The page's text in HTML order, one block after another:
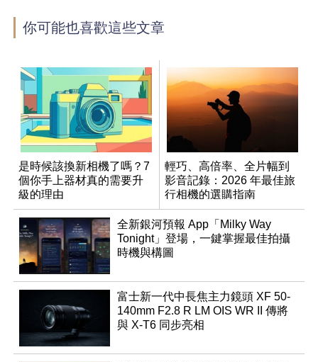
你可能也喜歡這些文章
是時候該換新相機了嗎？7
個你手上器材真的需要升
級的理由
輕巧、高倍率、全片幅到
影音記錄：2026 年最佳旅
行相機的選購指南
全新銀河預報 App「Milky Way
Tonight」登場，一鍵掌握最佳拍攝
時機與構圖
富士新一代中長焦主力鏡頭 XF 50-
140mm F2.8 R LM OIS WR II 傳將
與 X-T6 同步亮相